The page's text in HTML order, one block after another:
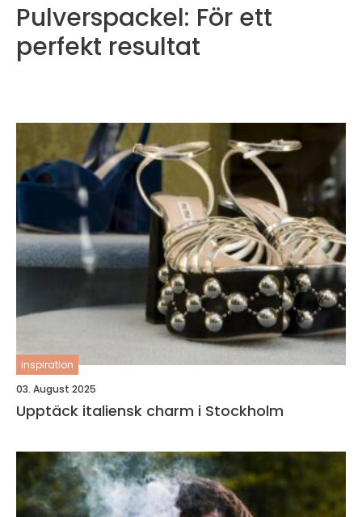
Pulverspackel: För ett
perfekt resultat
inspiration
03. August 2025
Upptäck italiensk charm i Stockholm